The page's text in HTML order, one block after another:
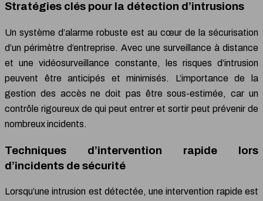
Stratégies clés pour la détection d’intrusions
Un système d’alarme robuste est au cœur de la sécurisation
d’un périmètre d’entreprise. Avec une surveillance à distance
et une vidéosurveillance constante, les risques d’intrusion
peuvent être anticipés et minimisés. L’importance de la
gestion des accès ne doit pas être sous-estimée, car un
contrôle rigoureux de qui peut entrer et sortir peut prévenir de
nombreux incidents.
Techniques d’intervention rapide lors
d’incidents de sécurité
Lorsqu’une intrusion est détectée, une intervention rapide est